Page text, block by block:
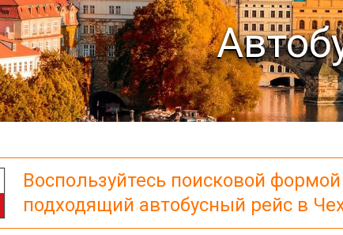
Воспользуйтесь поисковой
подходящий автобусный рейс в